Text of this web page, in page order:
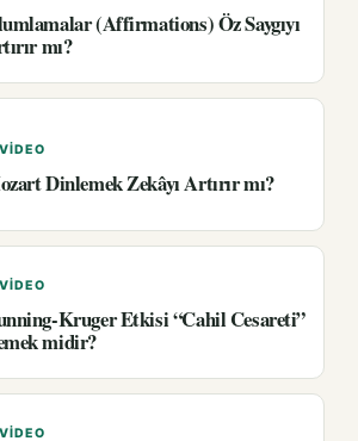
(Affirmations) Öz Saygıyı
mı?
VIDEO
Dinlemek Zekâyı Artırır mı?
VIDEO
Kruger Etkisi “Cahil Cesareti”
midir?
VIDEO